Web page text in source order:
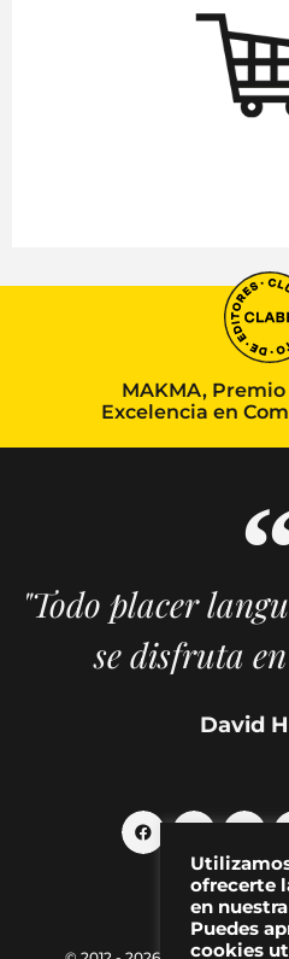
MAKMA,
Excelencia en
"Todo placer
se disfruta
David
ofrecerte
en
Puedes
cookies